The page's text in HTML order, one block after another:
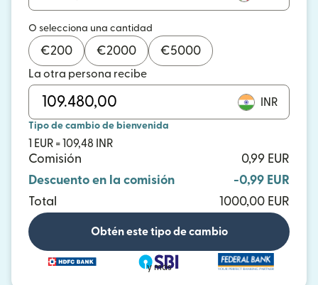
O selecciona una cantidad
€200 €2000 €5000
La otra persona recibe
INR
Tipo de cambio de bienvenida
1 EUR = 109,48 INR
Comisión
0,99 EUR
Descuento en la comisión
-0,99 EUR
Total
1000,00 EUR
Obtén este tipo de cambio
y más